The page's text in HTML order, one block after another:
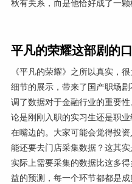
秋有关系，而是他恰好成了一颗
平凡的荣耀这部剧的
《平凡的荣耀》之所以真实，
细节的展示，带来了国产职场
调了数据对于金融行业的重要
论是刚刚入职的实习生还是职
在嘴边的。大家可能会觉得投
能还要去门店采集数据？这其
实际上需要采集的数据比这多
益的预测，每一个环节都都是